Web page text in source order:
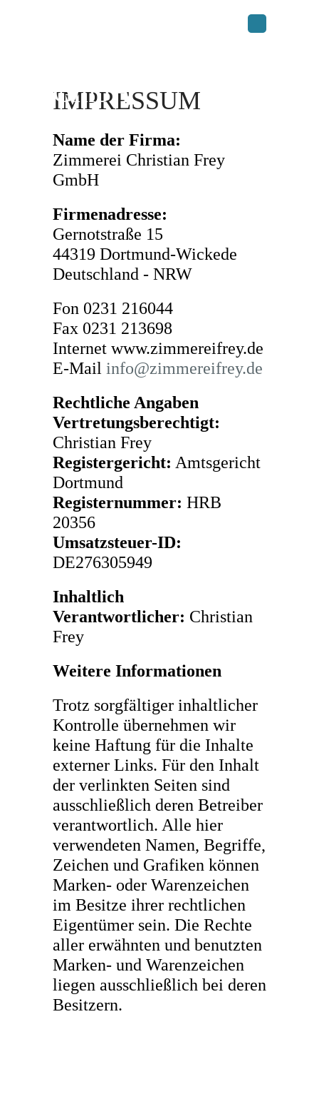
GmbH
IMPRESSUM
Name der Firma:
Zimmerei Christian Frey
GmbH
Firmenadresse:
Gernotstraße 15
44319 Dortmund-Wickede
Deutschland - NRW
Fon 0231 216044
Fax 0231 213698
Internet www.zimmereifrey.de
E-Mail info@zimmereifrey.de
Rechtliche Angaben
Vertretungsberechtigt:
Christian Frey
Registergericht: Amtsgericht
Dortmund
Registernummer: HRB
20356
Umsatzsteuer-ID:
DE276305949
Inhaltlich
Verantwortlicher: Christian
Frey
Weitere Informationen
Trotz sorgfältiger inhaltlicher
Kontrolle übernehmen wir
keine Haftung für die Inhalte
externer Links. Für den Inhalt
der verlinkten Seiten sind
ausschließlich deren Betreiber
verantwortlich. Alle hier
verwendeten Namen, Begriffe,
Zeichen und Grafiken können
Marken- oder Warenzeichen
im Besitze ihrer rechtlichen
Eigentümer sein. Die Rechte
aller erwähnten und benutzten
Marken- und Warenzeichen
liegen ausschließlich bei deren
Besitzern.